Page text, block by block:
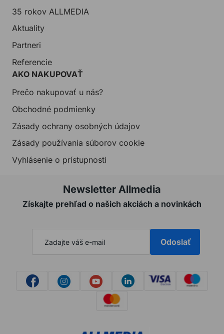
35 rokov ALLMEDIA
Aktuality
Partneri
Referencie
AKO NAKUPOVAŤ
Prečo nakupovať u nás?
Obchodné podmienky
Zásady ochrany osobných údajov
Zásady používania súborov cookie
Vyhlásenie o prístupnosti
Newsletter Allmedia
Získajte prehľad o našich akciách a novinkách
Odoslať